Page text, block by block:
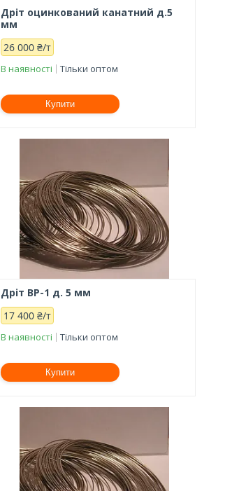
Дріт оцинкований канатний д.5
мм
26 000 ₴/т
В наявності Тільки оптом
Купити
Дріт ВР-1 д. 5 мм
17 400 ₴/т
В наявності Тільки оптом
Купити